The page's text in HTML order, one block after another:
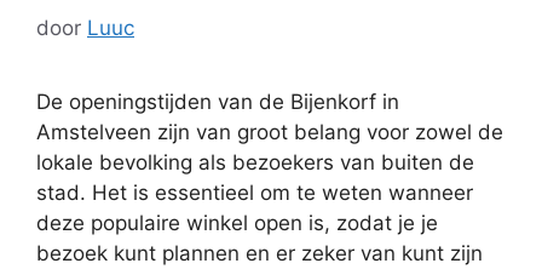
door Luuc
De openingstijden van de Bijenkorf in
Amstelveen zijn van groot belang voor zowel de
lokale bevolking als bezoekers van buiten de
stad. Het is essentieel om te weten wanneer
deze populaire winkel open is, zodat je je
bezoek kunt plannen en er zeker van kunt zijn